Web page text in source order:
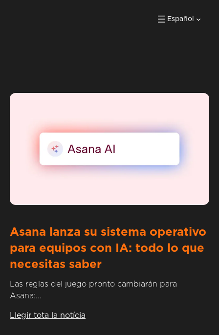
Español
Asana lanza su sistema operativo
para equipos con IA: todo lo que
necesitas saber
Las reglas del juego pronto cambiarán para
Asana:...
Llegir tota la notícia